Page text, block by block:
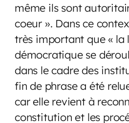
même ils sont
coeur ». Dans ce
très important que « la
démocratique se
dans le cadre des
fin de phrase a été
car elle revient à
constitution et les